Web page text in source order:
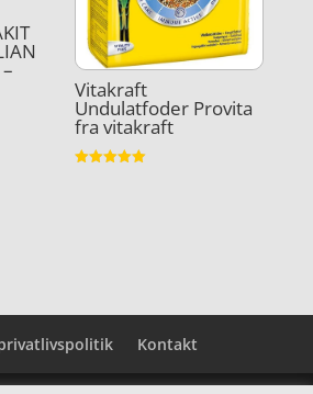
Vitakraft
Undulatfoder Provita
fra vitakraft
Kontakt